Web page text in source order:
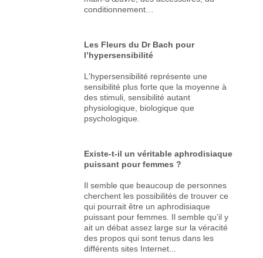
conditionnement…
Les Fleurs du Dr Bach pour
l’hypersensibilité
L'hypersensibilité représente une
sensibilité plus forte que la moyenne à
des stimuli, sensibilité autant
physiologique, biologique que
psychologique.
Existe-t-il un véritable aphrodisiaque
puissant pour femmes ?
Il semble que beaucoup de personnes
cherchent les possibilités de trouver ce
qui pourrait être un aphrodisiaque
puissant pour femmes. Il semble qu’il y
ait un débat assez large sur la véracité
des propos qui sont tenus dans les
différents sites Internet...